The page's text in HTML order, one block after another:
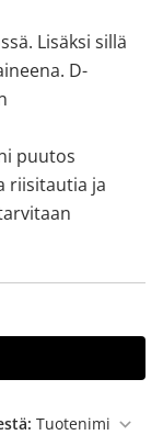
Lisäksi sillä
D-
puutos
riisitautia ja